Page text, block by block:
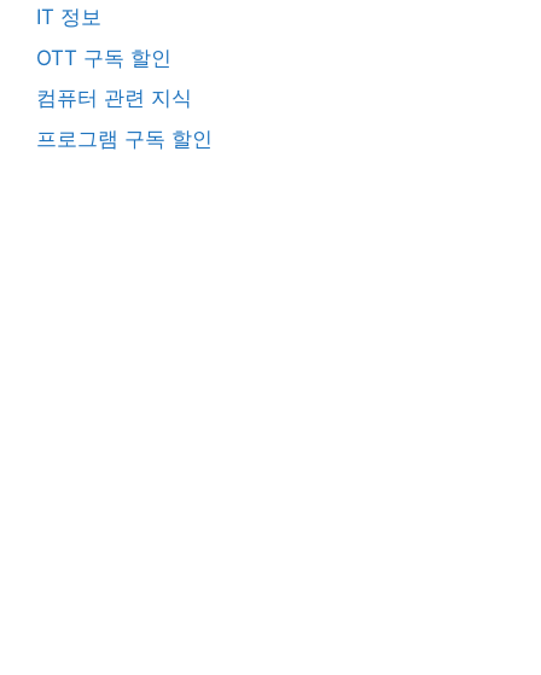
IT 정보
OTT 구독 할인
컴퓨터 관련 지식
프로그램 구독 할인